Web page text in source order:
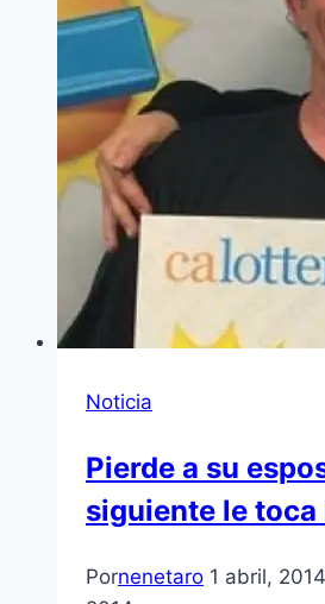
Noticia
Pierde a su
siguiente le
Pornenetaro 1 abril, 2014